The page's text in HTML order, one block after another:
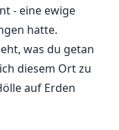
- eine ewige
hatte.
was du getan
diesem Ort zu
auf Erden